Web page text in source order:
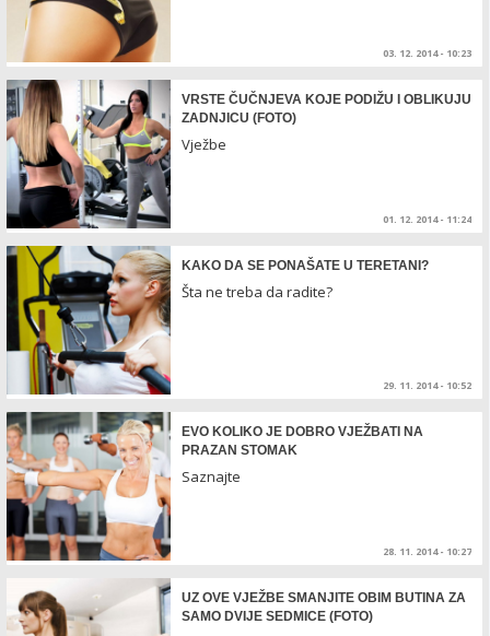
03. 12. 2014 - 10:23
VRSTE ČUČNJEVA KOJE PODIŽU I OBLIKUJU
ZADNJICU (FOTO)
Vježbe
01. 12. 2014 - 11:24
KAKO DA SE PONAŠATE U TERETANI?
Šta ne treba da radite?
29. 11. 2014 - 10:52
EVO KOLIKO JE DOBRO VJEŽBATI NA
PRAZAN STOMAK
Saznajte
28. 11. 2014 - 10:27
UZ OVE VJEŽBE SMANJITE OBIM BUTINA ZA
SAMO DVIJE SEDMICE (FOTO)